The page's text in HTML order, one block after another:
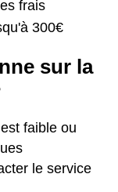
frais
300€
sur la
faible ou
le service